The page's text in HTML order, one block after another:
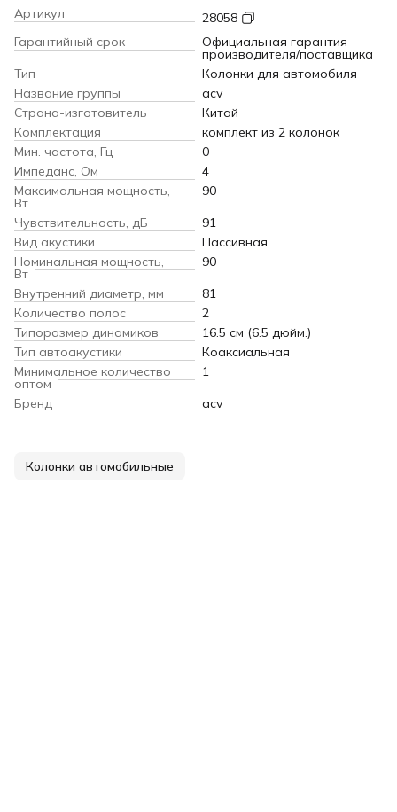
Артикул
28058
Гарантийный срок
Официальная гарантия
производителя/поставщика
Тип
Колонки для автомобиля
Название группы
acv
Страна-изготовитель
Китай
Комплектация
комплект из 2 колонок
Мин. частота, Гц
0
Импеданс, Ом
4
Максимальная мощность,
Вт
90
Чувствительность, дБ
91
Вид акустики
Пассивная
Номинальная мощность,
Вт
90
Внутренний диаметр, мм
81
Количество полос
2
Типоразмер динамиков
16.5 см (6.5 дюйм.)
Тип автоакустики
Коаксиальная
Минимальное количество
оптом
1
Бренд
acv
Колонки автомобильные